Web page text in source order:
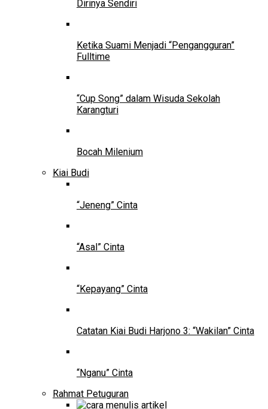
Dirinya Sendiri
Ketika Suami Menjadi “Pengangguran”
Fulltime
“Cup Song” dalam Wisuda Sekolah
Karangturi
Bocah Milenium
Kiai Budi
“Jeneng” Cinta
“Asal” Cinta
“Kepayang” Cinta
Catatan Kiai Budi Harjono 3: “Wakilan” Cinta
“Nganu” Cinta
Rahmat Petuguran